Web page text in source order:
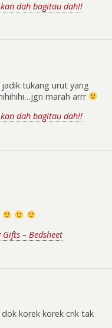
dah bagitau dah!!
tukang urut yang
marah arrr
dah bagitau dah!!
Gifts – Bedsheet
korek korek crik tak